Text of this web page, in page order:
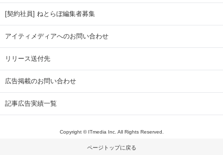
[契約社員] ねとらぼ編集者募集
アイティメディアへのお問い合わせ
リリース送付先
広告掲載のお問い合わせ
記事広告実績一覧
Copyright © ITmedia Inc. All Rights Reserved.
ページトップに戻る